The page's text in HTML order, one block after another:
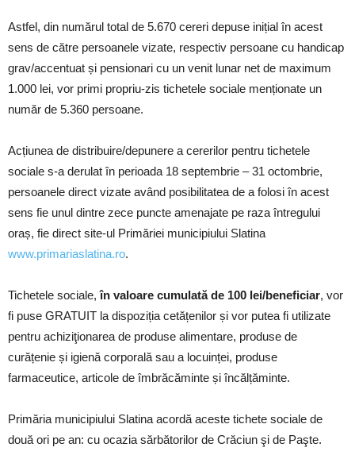
Astfel, din numărul total de 5.670 cereri depuse inițial în acest
sens de către persoanele vizate, respectiv persoane cu handicap
grav/accentuat și pensionari cu un venit lunar net de maximum
1.000 lei, vor primi propriu-zis tichetele sociale menționate un
număr de 5.360 persoane.
Acțiunea de distribuire/depunere a cererilor pentru tichetele
sociale s-a derulat în perioada 18 septembrie – 31 octombrie,
persoanele direct vizate având posibilitatea de a folosi în acest
sens fie unul dintre zece puncte amenajate pe raza întregului
oraș, fie direct site-ul Primăriei municipiului Slatina
www.primariaslatina.ro.
Tichetele sociale,în valoare cumulată de 100 lei/beneficiar, vor
fi puse GRATUIT la dispoziția cetățenilor și vor putea fi utilizate
pentru achiziţionarea de produse alimentare, produse de
curățenie și igienă corporală sau a locuinței, produse
farmaceutice, articole de îmbrăcăminte și încălțăminte.
Primăria municipiului Slatina acordă aceste tichete sociale de
două ori pe an: cu ocazia sărbătorilor de Crăciun şi de Paşte.